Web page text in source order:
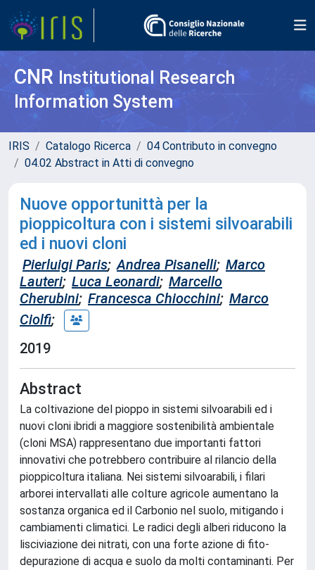
CNR Institutional Research
Information System
IRIS Catalogo Ricerca
04 Contributo in convegno
04.02 Abstract in Atti di convegno
Nuove opportunittà per la
pioppicoltura con i sistemi silvoarabili
ed i nuovi cloni
Pierluigi Paris; Andrea Pisanelli; Marco
Lauteri; Luca Leonardi; Marcello
Cherubini; Francesca Chiocchini; Marco
Ciolfi;
2019
Abstract
La coltivazione del pioppo in sistemi silvoarabili ed i
nuovi cloni ibridi a maggiore sostenibilità ambientale
(cloni MSA) rappresentano due importanti fattori
innovativi che potrebbero contribuire al rilancio della
pioppicoltura italiana. Nei sistemi silvoarabili, i filari
arborei intervallati alle colture agricole aumentano la
sostanza organica ed il Carbonio nel suolo, mitigando i
cambiamenti climatici. Le radici degli alberi riducono la
lisciviazione dei nitrati, con una forte azione di fito-
depurazione di acqua e suolo da molti contaminanti. Per